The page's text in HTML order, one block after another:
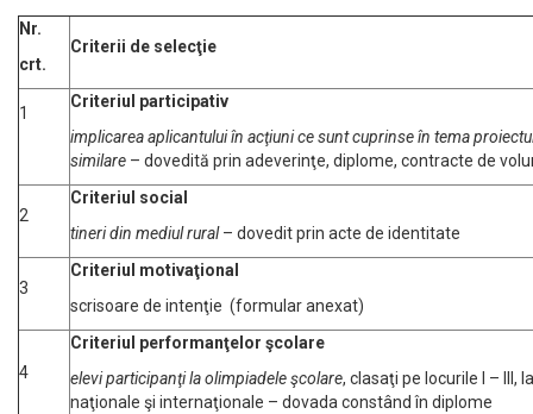
Nr.
crt.
Criterii de selecţie
1
Criteriul participativ
implicarea aplicantului în acţiuni ce sunt cuprinse în tema
similare – dovedită prin adeverinţe, diplome, contracte de
2
Criteriul social
tineri din mediul rural– dovedit prin acte de identitate
3
Criteriul motivaţional
scrisoare de intenţie (formular anexat)
4
Criteriul performanţelor şcolare
elevi participanţi la olimpiadele şcolare, clasaţi pe locurile I – III,
naţionale şi internaţionale – dovada constând în diplome